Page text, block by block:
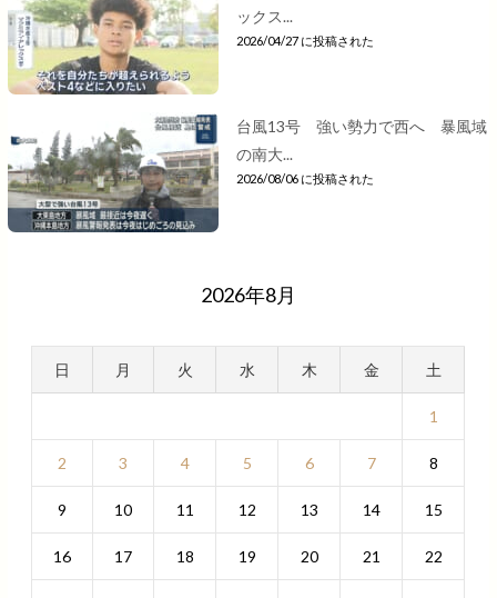
ックス...
2026/04/27 に投稿された
台風13号 強い勢力で西へ 暴風域
の南大...
2026/08/06 に投稿された
2026年8月
日 月 火 水 木 金 土
1
2 3 4 5 6 7 8
9 10 11 12 13 14 15
16 17 18 19 20 21 22